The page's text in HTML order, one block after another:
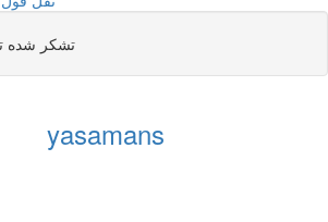
تشکر شده
yasamans